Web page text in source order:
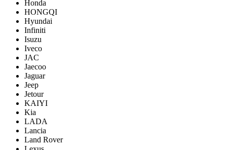
Honda
HONGQI
Hyundai
Infiniti
Isuzu
Iveco
JAC
Jaecoo
Jaguar
Jeep
Jetour
KAIYI
Kia
LADA
Lancia
Land Rover